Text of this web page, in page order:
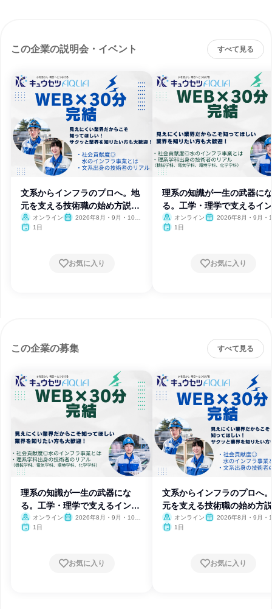
この企業の説明会・イベント すべて見る
文系からインフラのプロへ。地
元を支える技術職の始め方説明
会
オンライン
2026年8月・9月・10
1日
お気に入り
理系の知識が一生の武器にな
る。工学・理学で支えるイ
ラ技術オンライン
2026年8月・9月・
1日
お気に入り
この企業の募集 すべて見る
理系の知識が一生の武器にな
る。工学・理学で支えるインフ
ラ技術オンライン
2026年8月・9月・10
1日
お気に入り
文系からインフラのプロへ
元を支える技術職の始め方
会
オンライン
2026年8月・9月・
1日
お気に入り